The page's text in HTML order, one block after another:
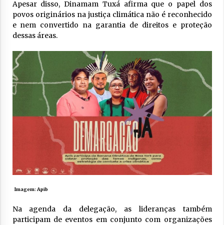
Apesar disso, Dinamam Tuxá afirma que o papel dos
povos originários na justiça climática não é reconhecido
e nem convertido na garantia de direitos e proteção
dessas áreas.
Imagem: Apib
Na agenda da delegação, as lideranças também
participam de eventos em conjunto com organizações